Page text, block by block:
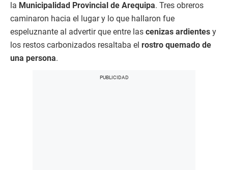
la Municipalidad Provincial de Arequipa. Tres obreros
caminaron hacia el lugar y lo que hallaron fue
espeluznante al advertir que entre las cenizas ardientes y
los restos carbonizados resaltaba el rostro quemado de
una persona.